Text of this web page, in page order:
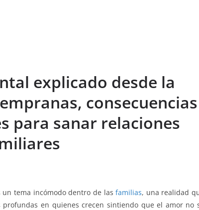
explicado desde la
consecuencias
para sanar relaciones
un tema incómodo dentro de lasfamilias, una realidad
en quienes crecen sintiendo que el amor no